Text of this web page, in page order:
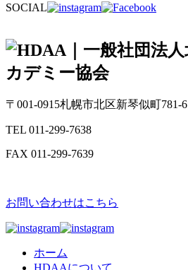
SOCIAL
〒001-0915札幌市北区新琴似町781-6
TEL 011-299-7638
FAX 011-299-7639
お問い合わせはこちら
ホーム